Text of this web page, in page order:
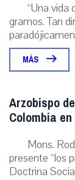
“Una vida
gramos. Tan
MÁS
Arzobispo
Colombia
Mons.
presente “los
Doctrina